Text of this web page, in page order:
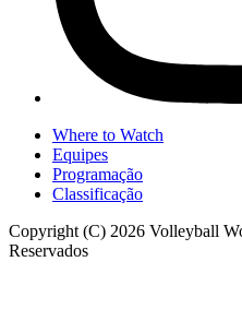
Where to Watch
Equipes
Programação
Classificação
Copyright (C) 2026 Volleyball
Reservados